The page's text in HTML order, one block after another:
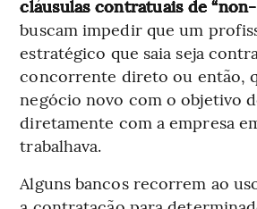
cláusulas contratuais de
buscam impedir que um
estratégico que saia seja
concorrente direto ou então,
negócio novo com o objetivo
diretamente com a empresa
trabalhava.
Alguns bancos recorrem ao